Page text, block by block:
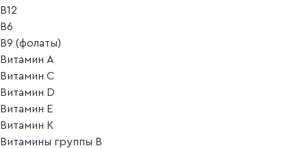
В12
В6
В9 (фолаты)
Витамин A
Витамин C
Витамин D
Витамин E
Витамин K
Витамины группы B